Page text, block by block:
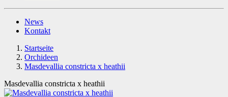
News
Kontakt
Startseite
Orchideen
Masdevallia constricta x heathii
Masdevallia constricta x heathii